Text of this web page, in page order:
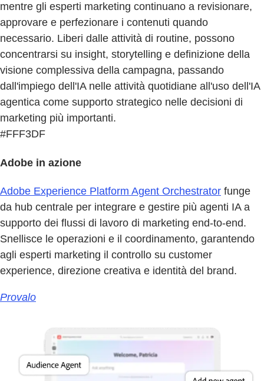
mentre gli esperti marketing continuano a revisionare,
approvare e perfezionare i contenuti quando
necessario. Liberi dalle attività di routine, possono
concentrarsi su insight, storytelling e definizione della
visione complessiva della campagna, passando
dall'impiego dell'IA nelle attività quotidiane all'uso dell'IA
agentica come supporto strategico nelle decisioni di
marketing più importanti.
#FFF3DF
Adobe in azione
Adobe Experience Platform Agent Orchestrator funge
da hub centrale per integrare e gestire più agenti IA a
supporto dei flussi di lavoro di marketing end-to-end.
Snellisce le operazioni e il coordinamento, garantendo
agli esperti marketing il controllo su customer
experience, direzione creativa e identità del brand.
Provalo